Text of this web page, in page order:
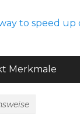
Merkmale